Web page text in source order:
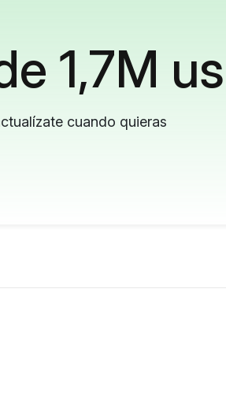
1,7M
cuando quieras